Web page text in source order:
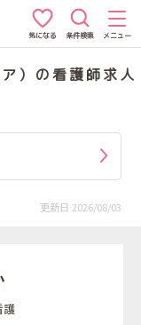
気になる 条件検索 メニュー
）の看護師求人
更新日 2026/08/03
護